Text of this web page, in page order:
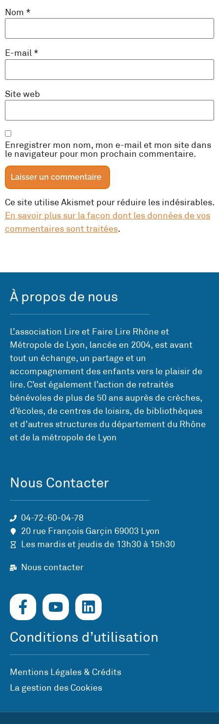
Nom *
E-mail *
Site web
Enregistrer mon nom, mon e-mail et mon site dans
le navigateur pour mon prochain commentaire.
Ce site utilise Akismet pour réduire les indésirables.
En savoir plus sur la façon dont les données de vos
commentaires sont traitées.
À propos de nous
L’association Lire et Faire Lire Rhône et
Métropole de Lyon, lancée en 2004, est avant
tout un échange, un partage et un
accompagnement des enfants vers le plaisir de
lire. C’est également l’action de retraités
bénévoles de plus de 50 ans auprès de crèches,
d’écoles, de centres de loisirs, de bibliothèques
et d’autres structures du département du Rhône
et de la métropole de Lyon
Nous Contacter
04-72-60-04-78
20 rue François Garçin 69003 Lyon
Les mardis et jeudis de 13h30 à 15h30
Nous contacter
Conditions d’utilisation
Mentions Légales & Crédits
La gestion des Cookies